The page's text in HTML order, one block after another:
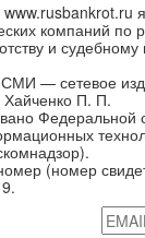
компаний по
и судебному
СМИ — сетевое
Хайченко П. П.
Федеральной
(номер